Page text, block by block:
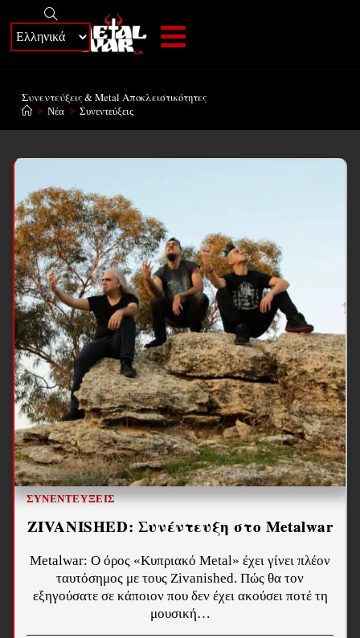
Συνεντεύξεις & Metal Αποκλειστικότητες
> Νέα > Συνεντεύξεις
ΣΥΝΕΝΤΕΎΞΕΙΣ
ZIVANISHED: Συνέντευξη στο Metalwar
Metalwar: Ο όρος «Κυπριακό Metal» έχει γίνει πλέον
ταυτόσημος με τους Zivanished. Πώς θα τον
εξηγούσατε σε κάποιον που δεν έχει ακούσει ποτέ τη
μουσική…